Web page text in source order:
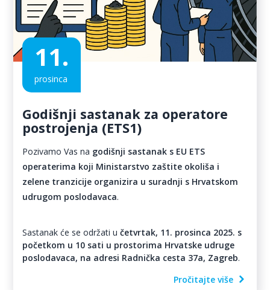
11.
prosinca
Godišnji sastanak za operatore
postrojenja (ETS1)
Pozivamo Vas na godišnji sastanak s EU ETS
operaterima koji Ministarstvo zaštite okoliša i
zelene tranzicije organizira u suradnji s Hrvatskom
udrugom poslodavaca.
Sastanak će se održati u četvrtak, 11. prosinca 2025. s
početkom u 10 sati u prostorima Hrvatske udruge
poslodavaca, na adresi Radnička cesta 37a, Zagreb.
Pročitajte više